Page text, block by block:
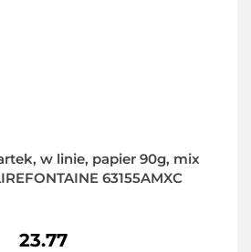
w linie, papier 90g, mix
63155AMXC
23.77